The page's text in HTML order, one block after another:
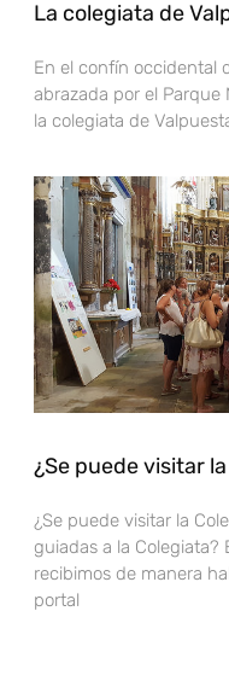
La colegiata de
En el confín occidental
abrazada por el
la colegiata de
¿Se puede visitar
¿Se puede visitar la
guiadas a la
recibimos de manera
portal